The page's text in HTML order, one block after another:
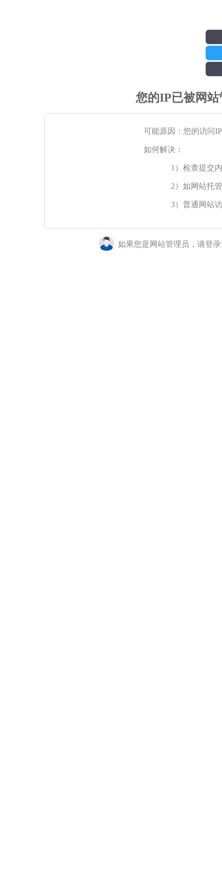
您的IP已被网
可能原因：您的访问
如何解决：
1）检查提交
2）如网站托
3）普通网站
如果您是网站管理员，请登